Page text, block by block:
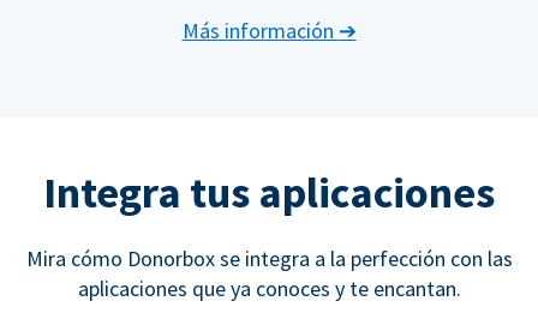
Más información ➔
Integra tus aplicaciones
Mira cómo Donorbox se integra a la perfección con las
aplicaciones que ya conoces y te encantan.